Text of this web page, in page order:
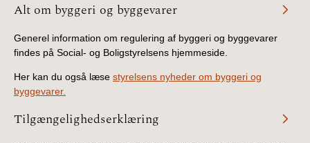
Alt om byggeri og byggevarer
Generel information om regulering af byggeri og byggevarer
findes på Social- og Boligstyrelsens hjemmeside.
Her kan du også læse styrelsens nyheder om byggeri og
byggevarer.
Tilgængelighedserklæring